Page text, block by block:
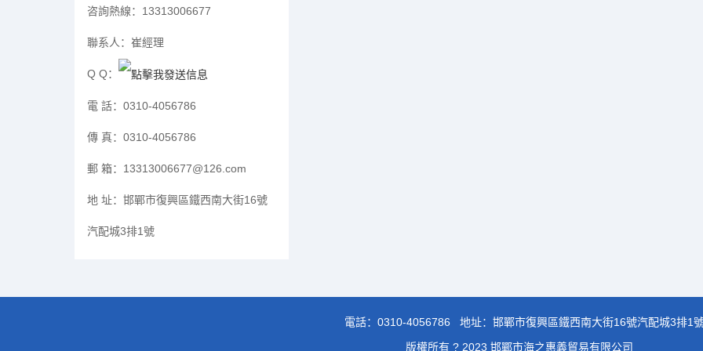
咨詢熱線： 13313006677
聯系人： 崔經理
Q Q：
電 話： 0310-4056786
傳 真： 0310-4056786
郵 箱： 13313006677@126.com
地 址： 邯鄲市復興區鐵西南大街16號
汽配城3排1號
電話： 0310-4056786
地址：邯鄲市復興區鐵西南大街16號汽配城3排1
版權所有 ? 2023 邯鄲市海之惠義貿易有限公司